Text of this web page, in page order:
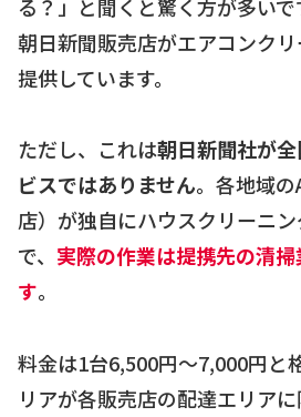
る？」と聞くと驚く方が多い
朝日新聞販売店がエアコンク
提供しています。
ただし、これは朝日新聞社が
ビスではありません。各地域
店）が独自にハウスクリーニ
で、 実際の作業は提携先の清
す。
料金は1台6,500円〜7,000円と
リアが各販売店の配達エリア